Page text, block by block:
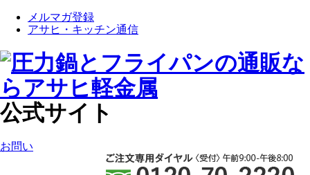
メルマガ登録
アサヒ・キッチン通信
公式サイト
お問い